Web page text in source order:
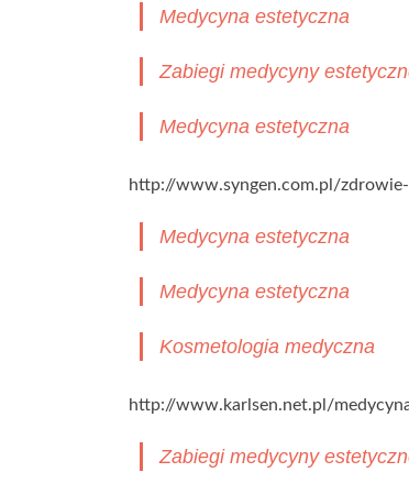
Medycyna estetyczna
Zabiegi medycyny
Medycyna estetyczna
http://www.syngen.com.pl/
Medycyna estetyczna
Medycyna estetyczna
Kosmetologia medyczna
http://www.karlsen.net.pl/
Zabiegi medycyny